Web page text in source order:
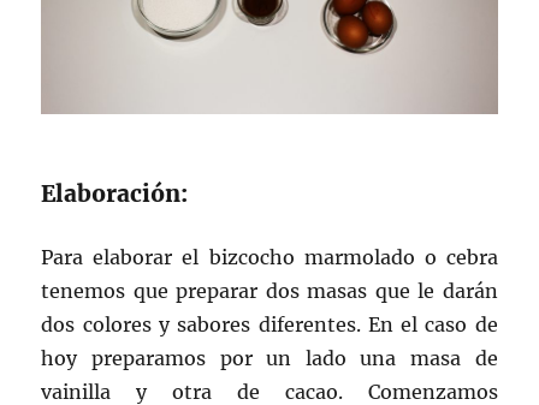
Elaboración:
Para elaborar el bizcocho marmolado o cebra
tenemos que preparar dos masas que le darán
dos colores y sabores diferentes. En el caso de
hoy preparamos por un lado una masa de
vainilla y otra de cacao. Comenzamos